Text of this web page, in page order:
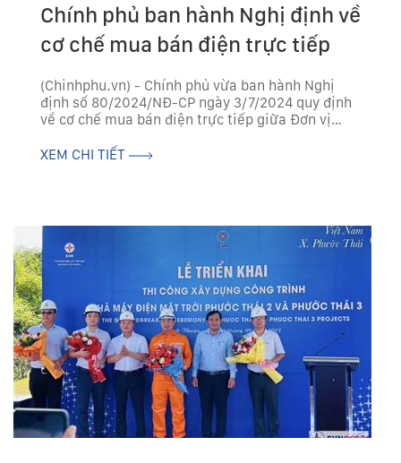
Chính phủ ban hành Nghị định về
cơ chế mua bán điện trực tiếp
(Chinhphu.vn) - Chính phủ vừa ban hành Nghị
định số 80/2024/NĐ-CP ngày 3/7/2024 quy định
về cơ chế mua bán điện trực tiếp giữa Đơn vị
dụng điện lớn.
XEM CHI TIẾT